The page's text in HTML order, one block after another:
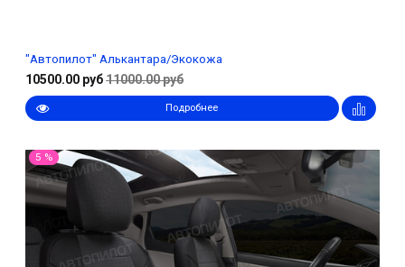
"Автопилот" Алькантара/Экокожа
10500.00 руб11000.00 руб
Подробнее
5 %